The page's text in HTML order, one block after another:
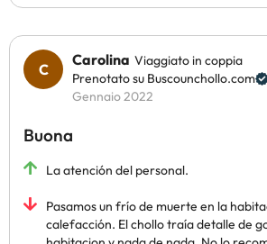
Carolina Viaggiato in coppia
Prenotato su Buscounchollo.com
Gennaio 2022
Buona
La atención del personal.
Pasamos un frío de muerte en la
calefacción. El chollo traía detalle de